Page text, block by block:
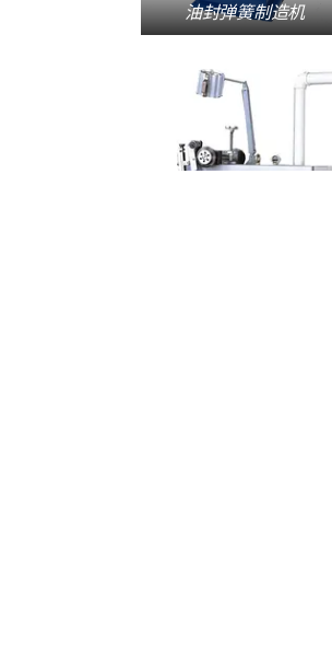
油封弹簧制造机